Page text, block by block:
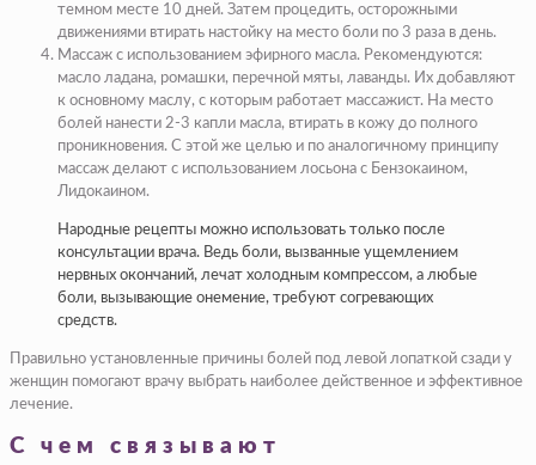
темном месте 10 дней. Затем процедить, осторожными
движениями втирать настойку на место боли по 3 раза в день.
Массаж с использованием эфирного масла. Рекомендуются:
масло ладана, ромашки, перечной мяты, лаванды. Их добавляют
к основному маслу, с которым работает массажист. На место
болей нанести 2-3 капли масла, втирать в кожу до полного
проникновения. С этой же целью и по аналогичному принципу
массаж делают с использованием лосьона с Бензокаином,
Лидокаином.
Народные рецепты можно использовать только после
консультации врача. Ведь боли, вызванные ущемлением
нервных окончаний, лечат холодным компрессом, а любые
боли, вызывающие онемение, требуют согревающих
средств.
Правильно установленные причины болей под левой лопаткой сзади у
женщин помогают врачу выбрать наиболее действенное и эффективное
лечение.
С чем связывают